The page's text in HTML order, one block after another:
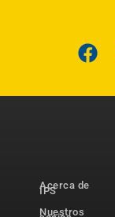
Acerca de
IPS
Nuestros